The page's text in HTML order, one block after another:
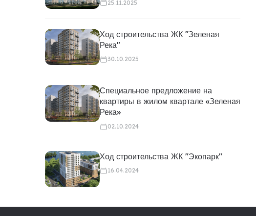
25.11.2025
Ход строительства ЖК "Зеленая
Река"
30.10.2025
Специальное предложение на
квартиры в жилом квартале «Зеленая
Река»
02.10.2024
Ход строительства ЖК "Экопарк"
16.04.2024